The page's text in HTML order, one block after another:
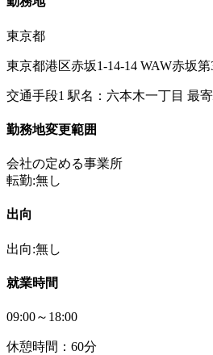
東京都
東京都港区赤坂1-14-14 WAW赤坂
交通手段1 駅名：六本木一丁目 最
勤務地変更範囲
会社の定める事業所
転勤:無し
出向
出向:無し
就業時間
09:00～18:00
休憩時間：60分